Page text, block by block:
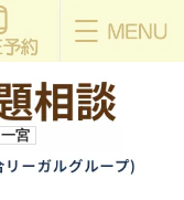
一宮